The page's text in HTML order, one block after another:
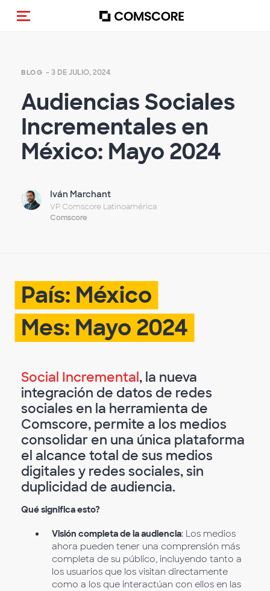
Activar navegación
BLOG - 3 DE JULIO, 2024
Audiencias Sociales
Incrementales en
México: Mayo 2024
Iván Marchant
VP Comscore Latinoamérica
Comscore
País: México
Mes: Mayo 2024
Social Incremental, la nueva
integración de datos de redes
sociales en la herramienta de
Comscore, permite a los medios
consolidar en una única plataforma
el alcance total de sus medios
digitales y redes sociales, sin
duplicidad de audiencia.
Qué significa esto?
Visión completa de la audiencia: Los medios
ahora pueden tener una comprensión más
completa de su público, incluyendo tanto a
los usuarios que los visitan directamente
como a los que interactúan con ellos en las